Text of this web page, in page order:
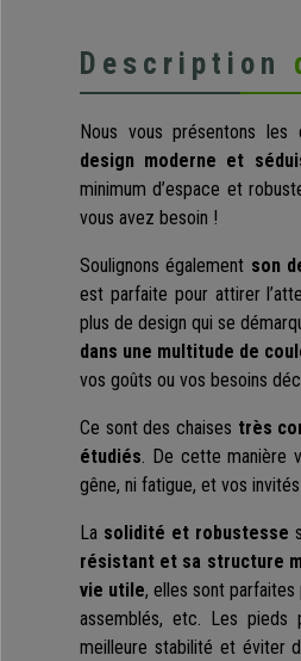
Description
Nous vous présentons les
design moderne et
minimum d’espace et
vous avez besoin !
Soulignons également son
est parfaite pour attirer
plus de design qui se
dans une multitude de
vos goûts ou vos besoins
Ce sont des chaises très
étudiés. De cette manière
gêne, ni fatigue, et vos
La solidité et robustesse
résistant et sa structure
vie utile, elles sont parfaites
assemblés, etc. Les pieds
meilleure stabilité et éviter